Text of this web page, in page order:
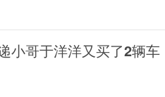
小哥于洋洋又买了2辆车